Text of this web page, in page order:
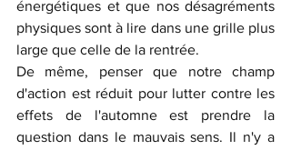
énergétiques et que nos désagréments
physiques sont à lire dans une grille plus
large que celle de la rentrée.
De même, penser que notre champ
d'action est réduit pour lutter contre les
effets de l'automne est prendre la
question dans le mauvais sens. Il n'y a